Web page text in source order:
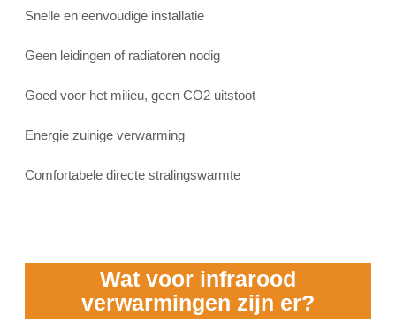
Snelle en eenvoudige installatie
Geen leidingen of radiatoren nodig
Goed voor het milieu, geen CO2 uitstoot
Energie zuinige verwarming
Comfortabele directe stralingswarmte
Wat voor infrarood
verwarmingen zijn er?